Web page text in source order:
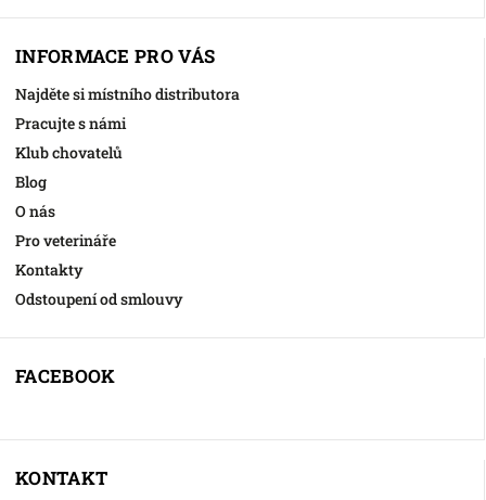
INFORMACE PRO VÁS
Najděte si místního distributora
Pracujte s námi
Klub chovatelů
Blog
O nás
Pro veterináře
Kontakty
Odstoupení od smlouvy
FACEBOOK
KONTAKT